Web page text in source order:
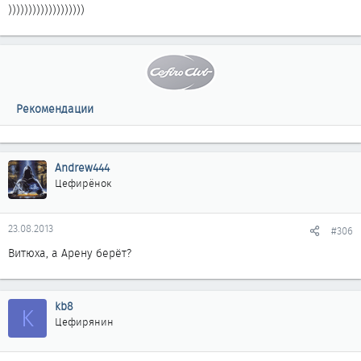
)))))))))))))))))))
Рекомендации
Andrew444
Цефирёнок
23.08.2013 #306
Витюха, а Арену берёт?
K kb8
Цефирянин